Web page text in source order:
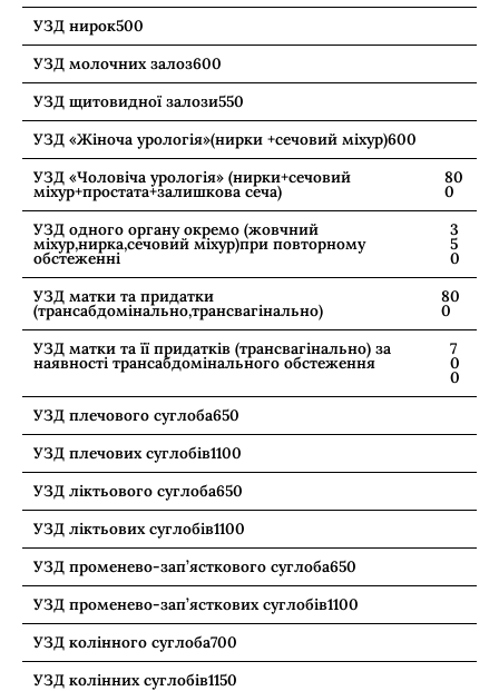
УЗД нирок500
УЗД молочних залоз600
УЗД щитовидної залози550
УЗД «Жіноча урологія»(нирки +сечовий міхур)600
УЗД «Чоловіча урологія» (нирки+сечовий
міхур+простата+залишкова сеча)
80
0
УЗД одного органу окремо (жовчний
міхур,нирка,сечовий міхур)при повторному
обстеженні
3
5
0
УЗД матки та придатки
(трансабдомінально,трансвагінально)
80
0
УЗД матки та її придатків (трансвагінально) за
наявності трансабдомінального обстеження
7
0
0
УЗД плечового суглоба650
УЗД плечових суглобів1100
УЗД ліктьового суглоба650
УЗД ліктьових суглобів1100
УЗД променево-зап’ясткового суглоба650
УЗД променево-зап’ясткових суглобів1100
УЗД колінного суглоба700
УЗД колінних суглобів1150